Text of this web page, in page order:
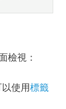
檢視：
使用標籤